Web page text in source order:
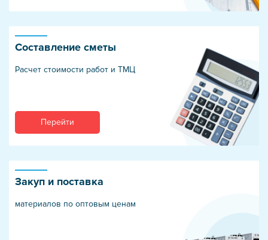
Составление сметы
Расчет стоимости работ и ТМЦ
Перейти
Закуп и поставка
материалов по оптовым ценам